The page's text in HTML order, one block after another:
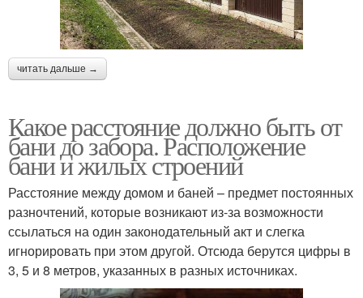
читать дальше →
Какое расстояние должно быть от
бани до забора. Расположение
бани и жилых строений
Расстояние между домом и баней – предмет постоянных
разночтений, которые возникают из-за возможности
ссылаться на один законодательный акт и слегка
игнорировать при этом другой. Отсюда берутся цифры в
3, 5 и 8 метров, указанных в разных источниках.